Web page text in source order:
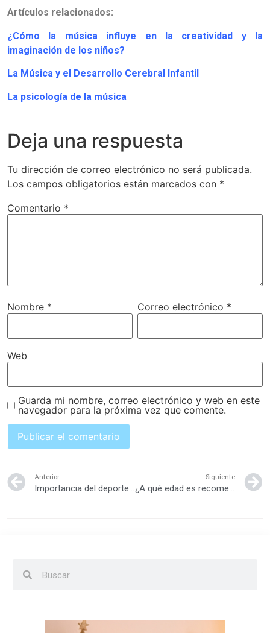
Artículos relacionados:
¿Cómo la música influye en la creatividad y la
imaginación de los niños?
La Música y el Desarrollo Cerebral Infantil
La psicología de la música
Deja una respuesta
Tu dirección de correo electrónico no será publicada.
Los campos obligatorios están marcados con *
Comentario *
Nombre * Correo electrónico *
Web
Guarda mi nombre, correo electrónico y web en este
navegador para la próxima vez que comente.
Anterior
Importancia del deporte para nuestros hijos
Siguiente
¿A qué edad es recomendable comenzar un deporte?